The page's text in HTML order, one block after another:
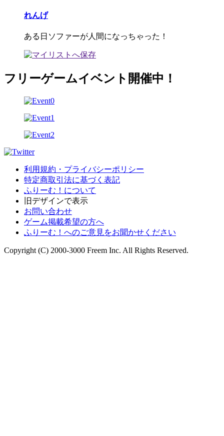
れんげ
ある日ソファーが人間になっちゃった！
フリーゲームイベント開催中！
利用規約・プライバシーポリシー
特定商取引法に基づく表記
ふりーむ！について
旧デザインで表示
お問い合わせ
ゲーム掲載希望の方へ
ふりーむ！へのご意見をお聞かせください
Copyright (C) 2000-3000 Freem Inc. All Rights Reserved.